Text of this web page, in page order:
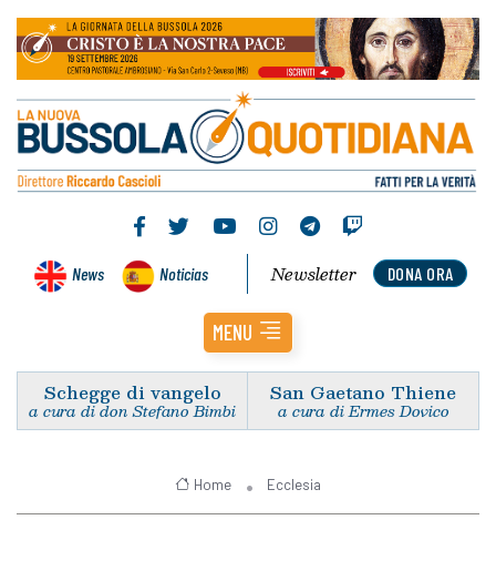
News Noticias DONA ORA
Newsletter
MENU
Schegge di vangelo
a cura di don Stefano Bimbi
San Gaetano Thiene
a cura di Ermes Dovico
Home Ecclesia